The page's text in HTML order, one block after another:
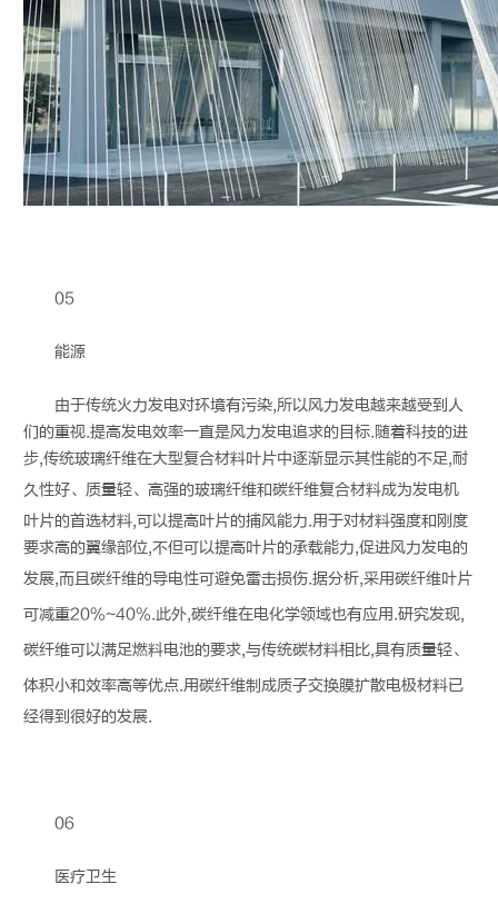
05
能源
由于传统火力发电对环境有污染,所以风力发电越来越受到人
们的重视.提高发电效率一直是风力发电追求的目标.随着科技的进
步,传统玻璃纤维在大型复合材料叶片中逐渐显示其性能的不足,耐
久性好、质量轻、高强的玻璃纤维和碳纤维复合材料成为发电机
叶片的首选材料,可以提高叶片的捕风能力.用于对材料强度和刚度
要求高的翼缘部位,不但可以提高叶片的承载能力,促进风力发电的
发展,而且碳纤维的导电性可避免雷击损伤.据分析,采用碳纤维叶片
可减重20%~40%.此外,碳纤维在电化学领域也有应用.研究发现,
碳纤维可以满足燃料电池的要求,与传统碳材料相比,具有质量轻、
体积小和效率高等优点.用碳纤维制成质子交换膜扩散电极材料已
经得到很好的发展.
06
医疗卫生